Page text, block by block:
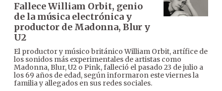
Fallece William Orbit, genio
de la música electrónica y
productor de Madonna, Blur y
U2
El productor y músico británico William Orbit, artífice de
los sonidos más experimentales de artistas como
Madonna, Blur, U2 o Pink, falleció el pasado 23 de julio a
los 69 años de edad, según informaron este viernes la
familia y allegados en sus redes sociales.